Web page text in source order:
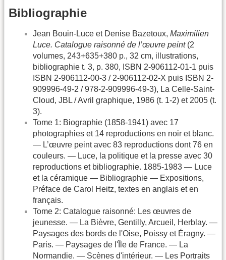
Bibliographie
Jean Bouin-Luce et Denise Bazetoux, Maximilien
Luce. Catalogue raisonné de l’œuvre peint(2
volumes, 243+635+380 p., 32 cm, illustrations,
bibliographie t. 3, p. 380, ISBN 2-906112-01-1 puis
ISBN 2-906112-00-3 / 2-906112-02-X puis ISBN 2-
909996-49-2 / 978-2-909996-49-3), La Celle-Saint-
Cloud, JBL / Avril graphique, 1986 (t. 1-2) et 2005 (t.
3).
Tome 1: Biographie (1858-1941) avec 17
photographies et 14 reproductions en noir et blanc.
— L’œuvre peint avec 83 reproductions dont 76 en
couleurs. — Luce, la politique et la presse avec 30
reproductions et bibliographie. 1885-1983 — Luce
et la céramique — Bibliographie — Expositions,
Préface de Carol Heitz, textes en anglais et en
français.
Tome 2: Catalogue raisonné: Les œuvres de
jeunesse. — La Bièvre, Gentilly, Arcueil, Herblay. —
Paysages des bords de l'Oise, Poissy et Éragny. —
Paris. — Paysages de l'Île de France. — La
Normandie. — Scènes d'intérieur. — Les Portraits